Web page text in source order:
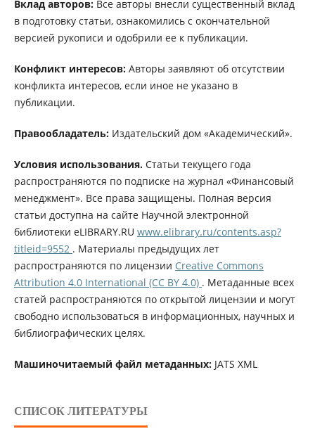
Вклад авторов:Все авторы внесли существенный вклад
в подготовку статьи, ознакомились с окончательной
версией рукописи и одобрили ее к публикации.
Конфликт интересов:Авторы заявляют об отсутствии
конфликта интересов, если иное не указано в
публикации.
Правообладатель:Издательский дом «Академический».
Условия использования.Статьи текущего года
распространяются по подписке на журнал «Финансовый
менеджмент». Все права защищены. Полная версия
статьи доступна на сайте Научной электронной
библиотеки eLIBRARY.RU www.elibrary.ru/contents.asp?
titleid=9552 . Материалы предыдущих лет
распространяются по лицензии Creative Commons
Attribution 4.0 International (CC BY 4.0) . Метаданные всех
статей распространяются по открытой лицензии и могут
свободно использоваться в информационных, научных и
библиографических целях.
Машиночитаемый файл метаданных:JATS XML
СПИСОК ЛИТЕРАТУРЫ